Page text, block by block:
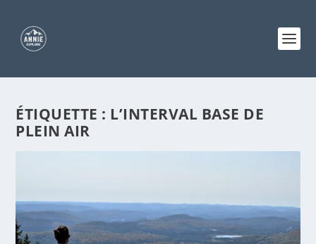
ÉTIQUETTE : L’INTERVAL BASE DE
PLEIN AIR